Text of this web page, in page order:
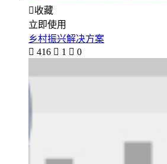
收藏
立即使用
乡村振兴解决方案
 416  1  0